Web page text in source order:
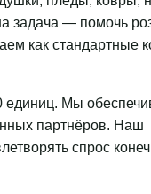
задача — помочь
как стандартные
единиц. Мы
партнёров. Наш
спрос